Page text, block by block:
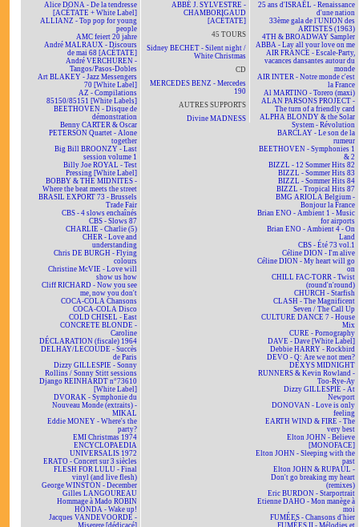
Alice DONA - De la tendresse
[ACÉTATE + White Label]
ALLIANZ - Top pop for young
people
AMC feiert 20 jahre
André MALRAUX - Discours
de mai 68 [ACÉTATE]
André VERCHUREN -
Tangos/Pasos-Dobles
Art BLAKEY - Jazz Messengers
70 [White Label]
AZ - Compilations
85150/85151 [White Labels]
BEETHOVEN - Disque de
démonstration
Benny CARTER & Oscar
PETERSON Quartet - Alone
together
Big Bill BROONZY - Last
session volume 1
Billy Joe ROYAL - Test
Pressing [White Label]
BOBBY & THE MIDNITES -
Where the beat meets the street
BRASIL EXPORT 73 - Brussels
Trade Fair
CBS - 4 slows enchaînés
CBS - Slows 87
CHARLIE - Charlie (5)
CHER - Love and
understanding
Chris DE BURGH - Flying
colours
Christine McVIE - Love will
show us how
Cliff RICHARD - Now you see
me, now you don't
COCA-COLA Chansons
COCA-COLA Disco
COLD CHISEL - East
CONCRETE BLONDE -
Caroline
DÉCLARATION (fiscale) 1964
DELHAY/LECOUDE - Succès
de Paris
Dizzy GILLESPIE - Sonny
Rollins / Sonny Stitt sessions
Django REINHARDT n°73610
[White Label]
DVORAK - Symphonie du
Nouveau Monde (extraits) -
MIKAL
Eddie MONEY - Where's the
party?
EMI Christmas 1974
ENCYCLOPAEDIA
UNIVERSALIS 1972
ERATO - Concert sur 3 siècles
FLESH FOR LULU - Final
vinyl (and live flesh)
George WINSTON - December
Gilles LANGOUREAU
Hommage à Mado ROBIN
HONDA - Wake up!
Jacques VANDEVOORDE -
Miserere [dédicacé]
ABBÉ J. SYLVESTRE -
CHAMBORIGAUD
[ACÉTATE]
45 TOURS
Sidney BECHET - Silent night /
White Christmas
CD
MERCEDES BENZ - Mercedes
190
AUTRES SUPPORTS
Divine MADNESS
25 ans d'ISRAËL - Renaissance
d'une nation
33ème gala de l'UNION des
ARTISTES (1963)
4TH & BROADWAY Sampler
ABBA - Lay all your love on me
AIR FRANCE - Escale-Party,
vacances dansantes autour du
monde
AIR INTER - Notre monde c'est
la France
Al MARTINO - Torero (maxi)
ALAN PARSONS PROJECT -
The turn of a friendly card
ALPHA BLONDY & the Solar
System - Révolution
BARCLAY - Le son de la
rumeur
BEETHOVEN - Symphonies 1
& 2
BIZZL - 12 Sommer Hits 82
BIZZL - Sommer Hits 83
BIZZL - Sommer Hits 84
BIZZL - Tropical Hits 87
BMG ARIOLA Belgium -
Bonjour la France
Brian ENO - Ambient 1 - Music
for airports
Brian ENO - Ambient 4 - On
Land
CBS - Été 73 vol.1
Céline DION - I'm alive
Céline DION - My heart will go
on
CHILL FAC-TORR - Twist
(round'n'round)
CHURCH - Starfish
CLASH - The Magnificent
Seven / The Call Up
CULTURE DANCE 7 - House
Mix
CURE - Pornography
DAVE - Dave [White Label]
Debbie HARRY - Rockbird
DEVO - Q: Are we not men?
DEXYS MIDNIGHT
RUNNERS & Kevin Rowland -
Too-Rye-Ay
Dizzy GILLESPIE - At
Newport
DONOVAN - Love is only
feeling
EARTH WIND & FIRE - The
very best
Elton JOHN - Believe
[MONOFACE]
Elton JOHN - Sleeping with the
past
Elton JOHN & RUPAUL -
Don't go breaking my heart
(remixes)
Eric BURDON - Starportrait
Etienne DAHO - Mon manège à
moi
FUMÉES - Chansons d'hier
FUMÉES II - Mélodies et